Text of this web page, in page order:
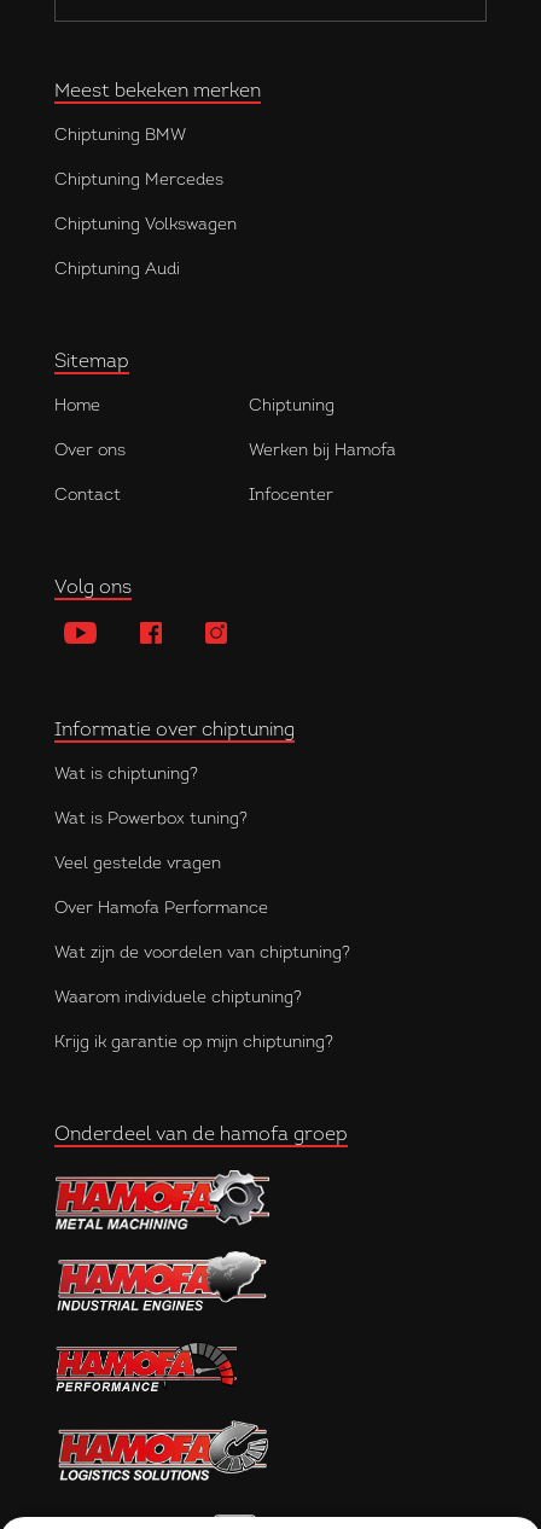
Meest bekeken merken
Chiptuning BMW
Chiptuning Mercedes
Chiptuning Volkswagen
Chiptuning Audi
Sitemap
Home Chiptuning
Over ons Werken bij Hamofa
Contact Infocenter
Volg ons
Informatie over chiptuning
Wat is chiptuning?
Wat is Powerbox tuning?
Veel gestelde vragen
Over Hamofa Performance
Wat zijn de voordelen van chiptuning?
Waarom individuele chiptuning?
Krijg ik garantie op mijn chiptuning?
Onderdeel van de hamofa groep